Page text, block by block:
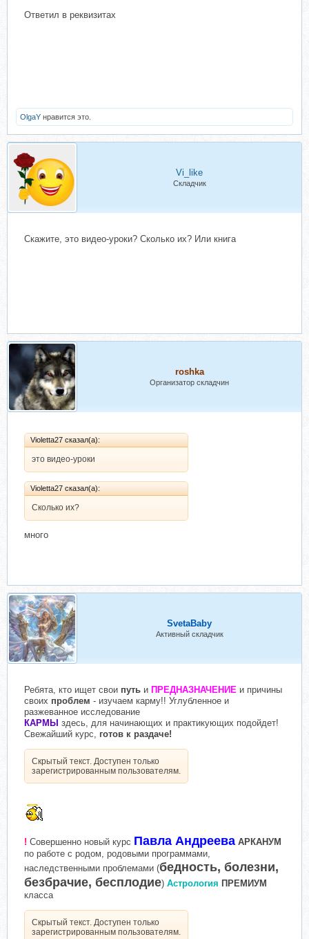
Ответил в реквизитах
OlgaY нравится это.
Vi_like
Складчик
Скажите, это видео-уроки? Сколько их? Или книга
roshka
Организатор складчин
Violetta27 сказал(а):
это видео-уроки
Violetta27 сказал(а):
Сколько их?
много
SvetaBaby
Активный складчик
Ребята, кто ищет свои путь и ПРЕДНАЗНАЧЕНИЕ и причины
своих проблем - изучаем карму!! Углубленное и
разжеванное исследование
КАРМЫ здесь, для начинающих и практикующих подойдет!
Свежайший курс, готов к раздаче!
Скрытый текст. Доступен только
зарегистрированным пользователям.
! Совершенно новый курс Павла Андреева АРКАНУМ
по работе с родом, родовыми программами,
наследственными проблемами (бедность, болезни,
безбрачие, бесплодие) Астрология ПРЕМИУМ
класса
Скрытый текст. Доступен только
зарегистрированным пользователям.